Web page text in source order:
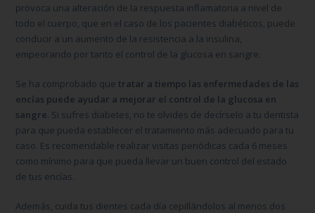
provoca una alteración de la respuesta inflamatoria a nivel de
todo el cuerpo, que en el caso de los pacientes diabéticos, puede
conducir a un aumento de la resistencia a la insulina,
empeorando por tanto el control de la glucosa en sangre.
Se ha comprobado quetratar a tiempo las enfermedades de las
encías puede ayudar a mejorar el control de la glucosa en
sangre. Si sufres diabetes, no te olvides de decírselo a tu dentista
para que pueda establecer el tratamiento más adecuado para tu
caso. Es recomendable realizar visitas periódicas cada 6 meses
como mínimo para que pueda llevar un buen control del estado
de tus encías.
Además, cuida tus dientes cada día cepillándolos al menos dos